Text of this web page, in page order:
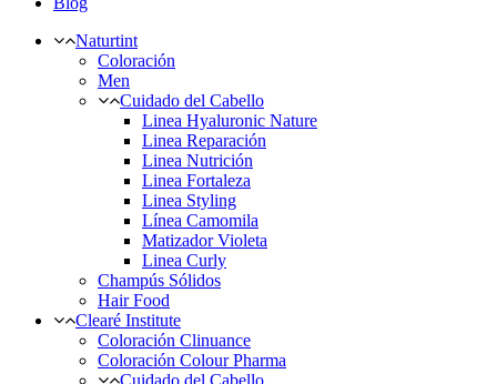
Naturtint
Coloración
Men
Cuidado del Cabello
Linea Hyaluronic Nature
Linea Reparación
Linea Nutrición
Linea Fortaleza
Linea Styling
Línea Camomila
Matizador Violeta
Linea Curly
Champús Sólidos
Hair Food
Clearé Institute
Coloración Clinuance
Coloración Colour Pharma
Cuidado del Cabello